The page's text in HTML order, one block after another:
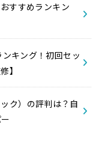
すすめランキン
キング！初回セッ
】
ク）の評判は？自